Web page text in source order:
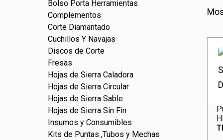
Bolso Porta Herramientas
Complementos
Corte Diamantado
Cuchillos Y Navajas
Discos de Corte
Fresas
Hojas de Sierra Caladora
Hojas de Sierra Circular
Hojas de Sierra Sable
Hojas de Sierra Sin Fin
Insumos y Consumibles
Kits de Puntas ,Tubos y Mechas